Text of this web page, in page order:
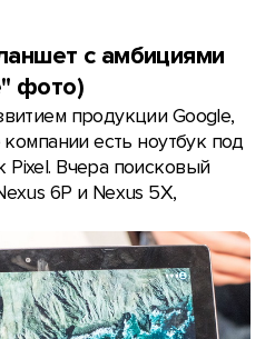
с амбициями
фото)
продукции Google,
компании есть ноутбук под
Pixel. Вчера поисковый
6P и Nexus 5X,